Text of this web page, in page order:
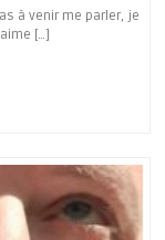
à venir me parler, je
[…]